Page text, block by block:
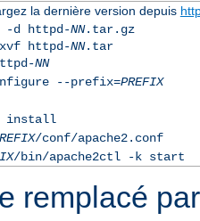
la dernière version depuis
-d httpd-NN.tar.gz
httpd-NN.tar
NN
--prefix=PREFIX
install
/conf/apache2.conf
/bin/apache2ctl -k start
remplacé